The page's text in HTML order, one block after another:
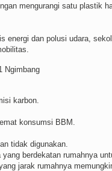
mengurangi satu plastik
energi dan polusi udara,
Ngimbang
karbon.
konsumsi BBM.
tidak digunakan.
berdekatan rumahnya
jarak rumahnya